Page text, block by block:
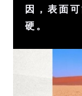
因，表面
硬。